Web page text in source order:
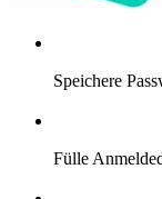
Speichere
Fülle